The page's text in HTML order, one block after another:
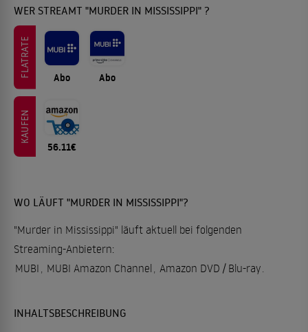
WER STREAMT "MURDER IN MISSISSIPPI" ?
FLATRATE Abo Abo
KAUFEN
56.11€
WO LÄUFT "MURDER IN MISSISSIPPI"?
"Murder in Mississippi" läuft aktuell bei folgenden
Streaming-Anbietern:
MUBI
MUBI Amazon Channel Amazon DVD / Blu-ray
INHALTSBESCHREIBUNG